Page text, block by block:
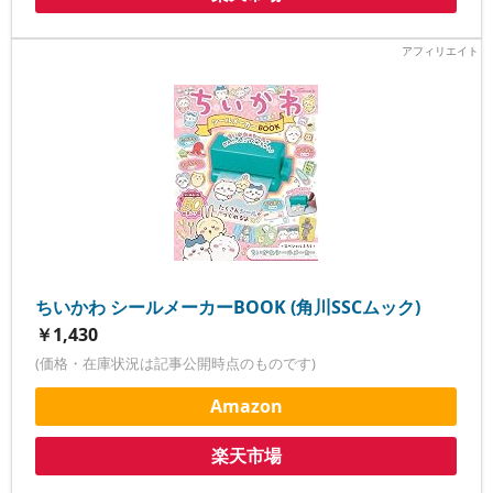
ちいかわ シールメーカーBOOK (角川SSCムック)
￥1,430
(価格・在庫状況は記事公開時点のものです)
Amazon
楽天市場